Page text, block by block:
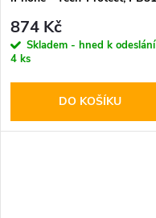
874 Kč
Skladem - hned k odeslání
4 ks
DO KOŠÍKU